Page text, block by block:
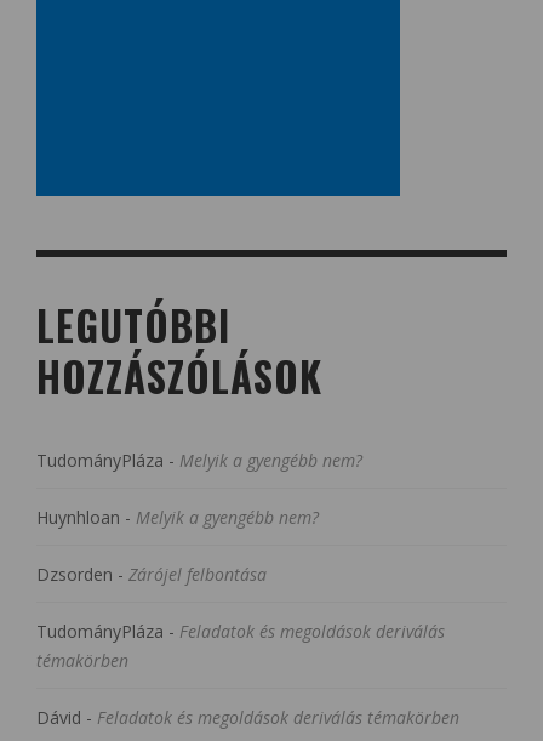
LEGUTÓBBI
HOZZÁSZÓLÁSOK
TudományPláza - Melyik a gyengébb nem?
Huynhloan - Melyik a gyengébb nem?
Dzsorden - Zárójel felbontása
TudományPláza - Feladatok és megoldások deriválás
témakörben
Dávid - Feladatok és megoldások deriválás témakörben